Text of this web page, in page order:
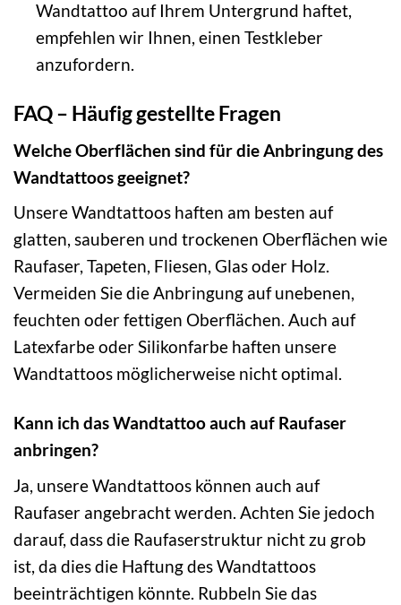
Wandtattoo auf Ihrem Untergrund haftet,
empfehlen wir Ihnen, einen Testkleber
anzufordern.
FAQ – Häufig gestellte Fragen
Welche Oberflächen sind für die Anbringung des
Wandtattoos geeignet?
Unsere Wandtattoos haften am besten auf
glatten, sauberen und trockenen Oberflächen wie
Raufaser, Tapeten, Fliesen, Glas oder Holz.
Vermeiden Sie die Anbringung auf unebenen,
feuchten oder fettigen Oberflächen. Auch auf
Latexfarbe oder Silikonfarbe haften unsere
Wandtattoos möglicherweise nicht optimal.
Kann ich das Wandtattoo auch auf Raufaser
anbringen?
Ja, unsere Wandtattoos können auch auf
Raufaser angebracht werden. Achten Sie jedoch
darauf, dass die Raufaserstruktur nicht zu grob
ist, da dies die Haftung des Wandtattoos
beeinträchtigen könnte. Rubbeln Sie das